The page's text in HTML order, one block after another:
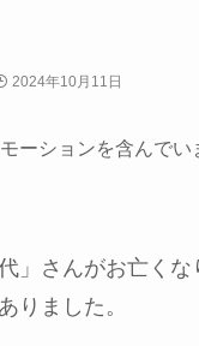
2024年10月11日
ーションを含んでい
」さんがお亡くな
りました。